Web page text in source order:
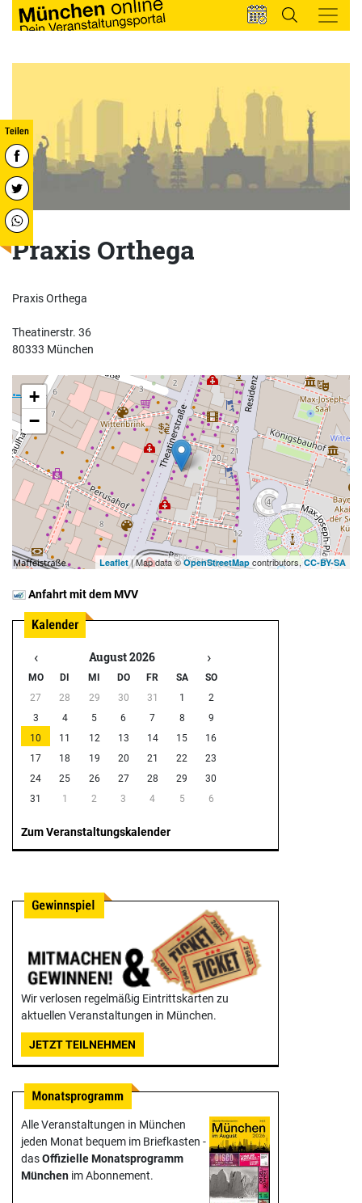
Praxis Orthega
Praxis Orthega
Theatinerstr. 36
80333 München
+
−
Leaflet| Map data ©OpenStreetMap contributors,CC-BY-SA
Anfahrt mit dem MVV
‹ August 2026 ›
MO DI MI DO FR SA
SO
27
28 29 30 31 1
2
3
4 5 6 7 8
9
10
11 12 13 14 15
16
17
18 19 20 21 22
23
24
25 26 27 28 29
30
31
1 2 3 4 5 6
Zum Veranstaltungskalender
Wir verlosen regelmäßig Eintrittskarten zu
aktuellen Veranstaltungen in München.
JETZT TEILNEHMEN
Alle Veranstaltungen in München
jeden Monat bequem im Briefkasten -
dasOffizielle Monats­programm
München im Abonnement.